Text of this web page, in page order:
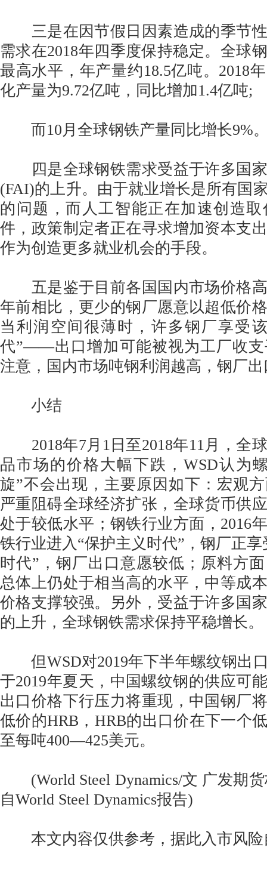
三是在因节假日因素造成的季节性
需求在2018年四季度保持稳定。全球
最高水平，年产量约18.5亿吨。2018
化产量为9.72亿吨，同比增加1.4亿吨;
而10月全球钢铁产量同比增长9%
四是全球钢铁需求受益于许多国家
(FAI)的上升。由于就业增长是所有国
的问题，而人工智能正在加速创造
件，政策制定者正在寻求增加资本支
作为创造更多就业机会的手段。
五是鉴于目前各国国内市场价格高
年前相比，更少的钢厂愿意以超低价
当利润空间很薄时，许多钢厂享受
代”——出口增加可能被视为工厂收支
注意，国内市场吨钢利润越高，钢厂
小结
2018年7月1日至2018年11月，全
品市场的价格大幅下跌，WSD认为
旋”不会出现，主要原因如下：宏观
严重阻碍全球经济扩张，全球货币供
处于较低水平；钢铁行业方面，2016
铁行业进入“保护主义时代”，钢厂正
时代”，钢厂出口意愿较低；原料方
总体上仍处于相当高的水平，中等成
价格支撑较强。另外，受益于许多国
的上升，全球钢铁需求保持平稳增长。
但WSD对2019年下半年螺纹钢出
于2019年夏天，中国螺纹钢的供应可
出口价格下行压力将重现，中国钢厂
低价的HRB，HRB的出口价在下一个
至每吨400—425美元。
(World Steel Dynamics/文 广发期货
自World Steel Dynamics报告)
本文内容仅供参考，据此入市风险